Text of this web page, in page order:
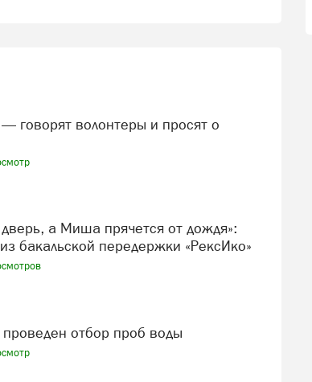
бакальской передержки «РексИко»
проведен отбор проб воды